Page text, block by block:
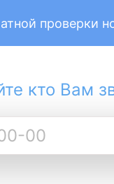
проверки
кто Вам